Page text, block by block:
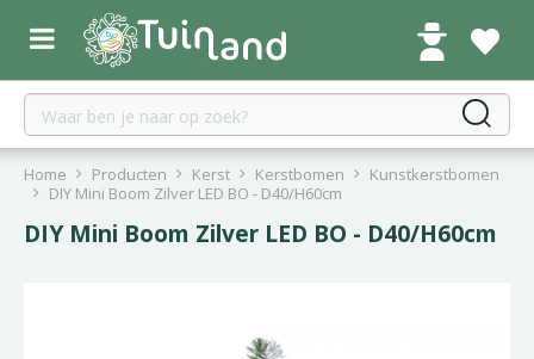
r
Home Producten Kerst Kerstbomen
Kunstkerstbomen
DIY Mini Boom Zilver LED BO - D40/H60cm
DIY Mini Boom Zilver LED BO - D40/H60cm